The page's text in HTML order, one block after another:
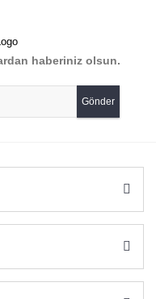
haberiniz olsun.
Gönder